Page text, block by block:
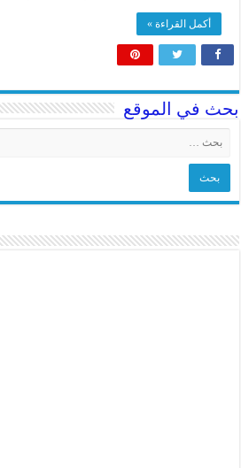
أكمل القراءة »
بحث في الموقع